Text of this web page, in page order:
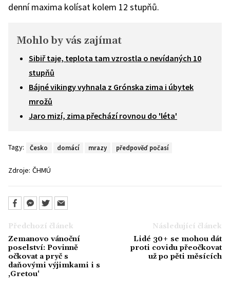
denní maxima kolísat kolem 12 stupňů.
Mohlo by vás zajímat
Sibiř taje, teplota tam vzrostla o nevídaných 10
stupňů
Bájné vikingy vyhnala z Grónska zima i úbytek
mrožů
Jaro mizí, zima přechází rovnou do 'léta'
Tagy: Česko domácí mrazy předpověď počasí
Zdroje: ČHMÚ
Předchozí článek
Zemanovo vánoční
poselství: Povinně
očkovat a pryč s
daňovými výjimkami i s
‚Gretou‘
Následující článek
Lidé 30+ se mohou dát
proti covidu přeočkovat
už po pěti měsících